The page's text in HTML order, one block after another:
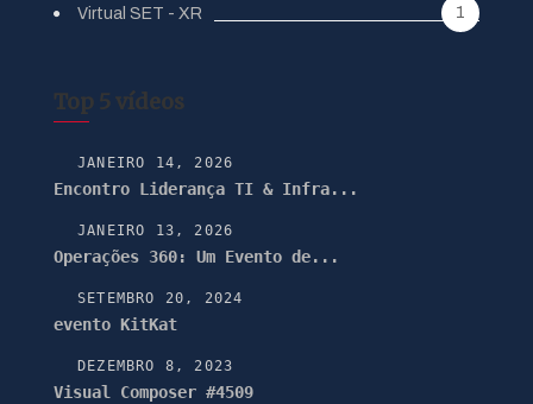
Virtual SET - XR 1
Top 5 vídeos
JANEIRO 14, 2026
Encontro Liderança TI & Infra...
JANEIRO 13, 2026
Operações 360: Um Evento de...
SETEMBRO 20, 2024
evento KitKat
DEZEMBRO 8, 2023
Visual Composer #4509